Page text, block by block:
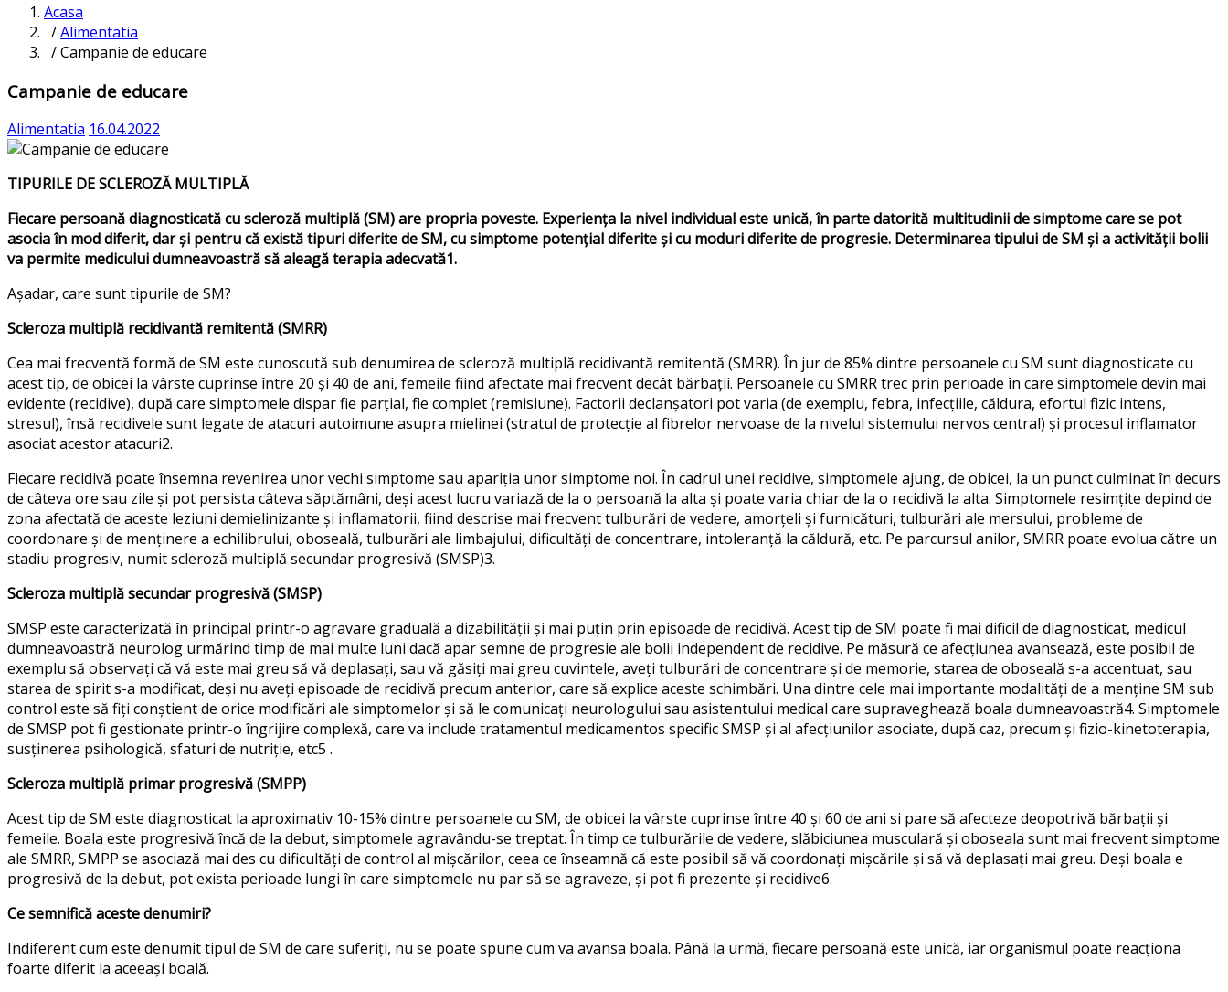
Acasa
/Alimentatia
/ Campanie de educare
Campanie de educare
Alimentatia 16.04.2022
TIPURILE DE SCLEROZĂ MULTIPLĂ
Fiecare persoană diagnosticată cu scleroză multiplă (SM) are propria poveste. Experiența la nivel individual este unică, în parte datorită multitudinii de simptome carese pot
asocia în mod diferit, dar și pentru că există tipuri diferite de SM, cu simptome potențial diferite și cu moduri diferite de progresie. Determinarea tipului de SM și a activității bolii
va permite medicului dumneavoastră să aleagă terapia adecvată1.
Așadar, care sunt tipurile de SM?
Scleroza multiplă recidivantă remitentă (SMRR)
Cea mai frecventă formă de SM este cunoscută sub denumirea de scleroză multiplă recidivantă remitentă (SMRR). În jur de 85% dintre persoanele cu SM sunt diagnosticate cu
acest tip, de obicei la vârste cuprinse între 20 și 40 de ani, femeile fiind afectate mai frecvent decât bărbații. Persoanele cu SMRR trec prin perioade în care simptomele devin mai
evidente (recidive), după care simptomele dispar fie parțial, fie complet (remisiune). Factorii declanșatori pot varia (de exemplu, febra, infecțiile, căldura, efortul fizic intens,
stresul), însă recidivele sunt legate de atacuri autoimune asupra mielinei (stratul de protecție al fibrelor nervoase de la nivelul sistemului nervos central) și procesul inflamator
asociat acestor atacuri2.
Fiecare recidivă poate însemna revenirea unor vechi simptome sau apariția unor simptome noi. În cadrul unei recidive, simptomele ajung, de obicei, la un punct culminat în decurs
de câteva ore sau zile și pot persista câteva săptămâni, deși acest lucru variază de la o persoană la alta și poate varia chiar de la o recidivă la alta. Simptomele resimțite depind de
zona afectată de aceste leziuni demielinizante și inflamatorii, fiind descrise mai frecvent tulburări de vedere, amorțeli și furnicături, tulburări ale mersului, probleme de
coordonare și de menținere a echilibrului, oboseală, tulburări ale limbajului, dificultăți de concentrare, intoleranță la căldură, etc. Pe parcursul anilor, SMRR poate evolua către un
stadiu progresiv, numit scleroză multiplă secundar progresivă (SMSP)3.
Scleroza multiplă secundar progresivă (SMSP)
SMSP este caracterizată în principal printr-o agravare graduală a dizabilității și mai puțin prin episoade de recidivă. Acest tip de SM poate fi mai dificil de diagnosticat, medicul
dumneavoastră neurolog urmărind timp de mai multe luni dacă apar semne de progresie ale bolii independent de recidive. Pe măsură ce afecțiunea avansează, este posibil de
exemplu să observați că vă este mai greu să vă deplasați, sau vă găsiți mai greu cuvintele, aveți tulburări de concentrare și de memorie, starea de oboseală s-a accentuat, sau
starea de spirit s-a modificat, deși nu aveți episoade de recidivă precum anterior, care să explice aceste schimbări. Una dintre cele mai importante modalități de a menține SM sub
control este să fiți conștient de orice modificări ale simptomelor și să le comunicați neurologului sau asistentului medical care supraveghează boala dumneavoastră4. Simptomele
de SMSP pot fi gestionate printr-o îngrijire complexă, care va include tratamentul medicamentos specific SMSP și al afecțiunilor asociate, după caz, precum și fizio-kinetoterapia,
susținerea psihologică, sfaturi de nutriție, etc5 .
Scleroza multiplă primar progresivă (SMPP)
Acest tip de SM este diagnosticat la aproximativ 10-15% dintre persoanele cu SM, de obicei la vârste cuprinse între 40 și 60 de ani si pare să afecteze deopotrivă bărbații și
femeile. Boala este progresivă încă de la debut, simptomele agravându-se treptat. În timp ce tulburările de vedere, slăbiciunea musculară şi oboseala sunt mai frecvent simptome
ale SMRR, SMPP se asociază mai des cu dificultăți de control al mișcărilor, ceea ce înseamnă că este posibil să vă coordonați mișcările și să vă deplasați mai greu. Deși boala e
progresivă de la debut, pot exista perioade lungi în care simptomele nu par să se agraveze, și pot fi prezente și recidive6.
Ce semnifică aceste denumiri?
Indiferent cum este denumit tipul de SM de care suferiți, nu se poate spune cum va avansa boala. Până la urmă, fiecare persoană este unică, iar organismul poate reacționa
foarte diferit la aceeași boală.